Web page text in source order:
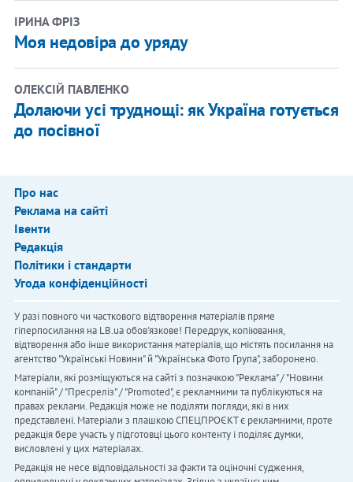
ІРИНА ФРІЗ
Моя недовіра до уряду
ОЛЕКСІЙ ПАВЛЕНКО
Долаючи усі труднощі: як Україна готується
до посівної
Про нас
Реклама на сайті
Івенти
Редакція
Політики і стандарти
Угода конфіденційності
У разі повного чи часткового відтворення матеріалів пряме
гіперпосилання на LB.ua обов'язкове! Передрук, копіювання,
відтворення або інше використання матеріалів, що містять посилання на
агентство "Українськi Новини" й "Українська Фото Група", заборонено.
Матеріали, які розміщуються на сайті з позначкою "Реклама" / "Новини
компаній" / "Пресреліз" / "Promoted", є рекламними та публікуються на
правах реклами. Редакція може не поділяти погляди, які в них
представлені. Матеріали з плашкою СПЕЦПРОЄКТ є рекламними, проте
редакція бере участь у підготовці цього контенту і поділяє думки,
висловлені у цих матеріалах.
Редакція не несе відповідальності за факти та оціночні судження,